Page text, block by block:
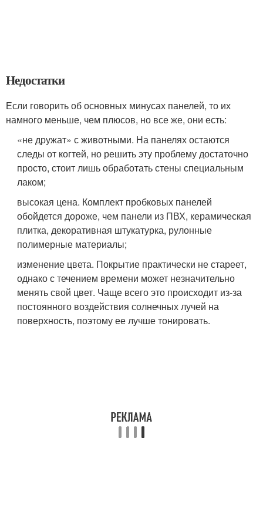
Недостатки
Если говорить об основных минусах панелей, то их
намного меньше, чем плюсов, но все же, они есть:
«не дружат» с животными. На панелях остаются
следы от когтей, но решить эту проблему достаточно
просто, стоит лишь обработать стены специальным
лаком;
высокая цена. Комплект пробковых панелей
обойдется дороже, чем панели из ПВХ, керамическая
плитка, декоративная штукатурка, рулонные
полимерные материалы;
изменение цвета. Покрытие практически не стареет,
однако с течением времени может незначительно
менять свой цвет. Чаще всего это происходит из-за
постоянного воздействия солнечных лучей на
поверхность, поэтому ее лучше тонировать.